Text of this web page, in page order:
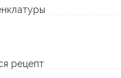
рецепт